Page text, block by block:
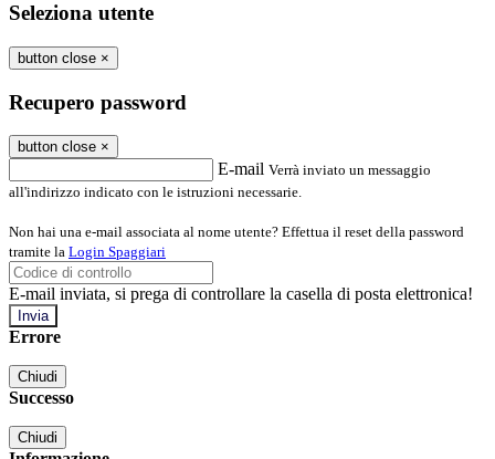
Seleziona utente
button close ×
Recupero password
button close ×
E-mail Verrà inviato un messaggio
all'indirizzo indicato con le istruzioni necessarie.
Non hai una e-mail associata al nome utente? Effettua il reset della password
tramite la Login Spaggiari
E-mail inviata, si prega di controllare la casella di posta elettronica!
Errore
Chiudi
Successo
Chiudi